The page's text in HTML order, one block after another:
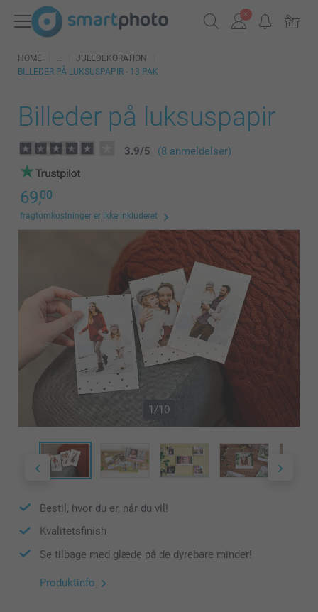
HOME
JULEDEKORATION
BILLEDER PÅ LUKSUSPAPIR - 13 PAK
Billeder på luksuspapir
3.9/5 (8 anmeldelser)
69,00
fragtomkostninger er ikke inkluderet
1/10
Bestil, hvor du er, når du vil!
Kvalitetsfinish
Se tilbage med glæde på de dyrebare minder!
Produktinfo